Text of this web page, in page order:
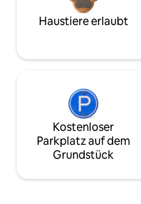
Haustiere erlaubt
Kostenloser
Parkplatz auf dem
Grundstück